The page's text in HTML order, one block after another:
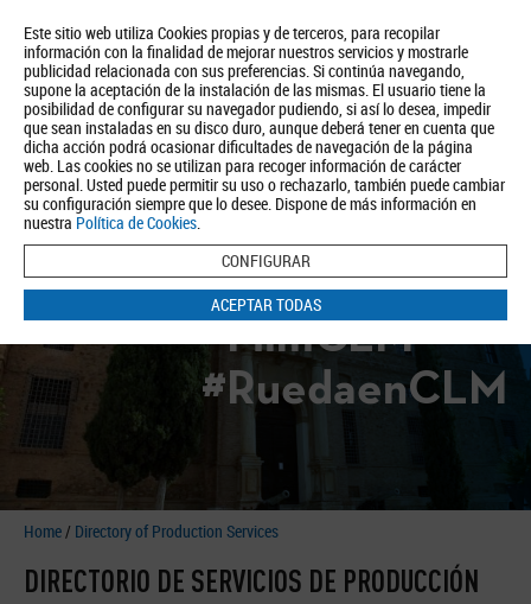
Este sitio web utiliza Cookies propias y de terceros, para recopilar
información con la finalidad de mejorar nuestros servicios y mostrarle
publicidad relacionada con sus preferencias. Si continúa navegando,
supone la aceptación de la instalación de las mismas. El usuario tiene la
posibilidad de configurar su navegador pudiendo, si así lo desea, impedir
que sean instaladas en su disco duro, aunque deberá tener en cuenta que
dicha acción podrá ocasionar dificultades de navegación de la página
web. Las cookies no se utilizan para recoger información de carácter
personal. Usted puede permitir su uso o rechazarlo, también puede cambiar
su configuración siempre que lo desee. Dispone de más información en
nuestra Política de Cookies.
CONFIGURAR
ACEPTAR TODAS
About us Tourism Política de Privacidad Aviso Legal Política de Cookies
BUSCAR
#FilmCLM
#RuedaenCLM
Home/ Directory of Production Services
DIRECTORIO DE SERVICIOS DE PRODUCCIÓN